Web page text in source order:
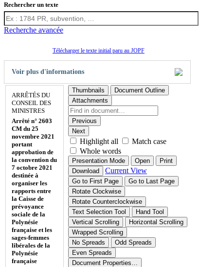
Rechercher un texte
Recherche avancée
Télécharger le texte initial paru au JOPF
Voir plus d'informations
ARRÊTÉS DU
CONSEIL DES
MINISTRES
Arrêté n° 2603
CM du 25
novembre 2021
portant
approbation de
la convention du
7 octobre 2021
destinée à
organiser les
rapports entre
la Caisse de
prévoyance
sociale de la
Polynésie
française et les
sages-femmes
libérales de la
Polynésie
française
Thumbnails
Document Outline
Attachments
Previous
Next
Highlight all
Match case
Whole words
Presentation Mode Open
Print
Download
Current View
Go to First Page
Go to Last Page
Rotate Clockwise
Rotate Counterclockwise
Text Selection Tool
Hand Tool
Vertical Scrolling
Horizontal Scrolling
Wrapped Scrolling
No Spreads
Odd Spreads
Even Spreads
Document Properties…